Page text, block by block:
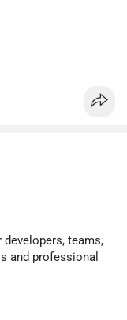
teams,
and professional